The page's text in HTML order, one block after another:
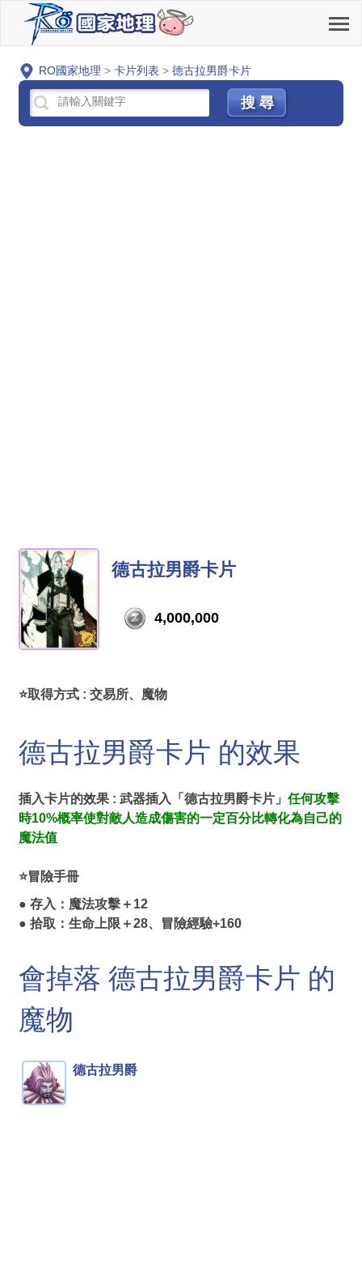
RO國家地理 > 卡片列表 > 德古拉男爵卡片
德古拉男爵卡片
4,000,000
⭐取得方式 : 交易所、魔物
德古拉男爵卡片 的效果
插入卡片的效果 : 武器插入「德古拉男爵卡片」 任何攻擊
時10%概率使對敵人造成傷害的一定百分比轉化為自己的
魔法值
⭐冒險手冊
● 存入：魔法攻擊＋12
● 拾取：生命上限＋28、冒險經驗+160
會掉落 德古拉男爵卡片 的
魔物
德古拉男爵